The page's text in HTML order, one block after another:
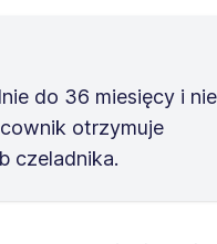
do 36 miesięcy i
otrzymuje
czeladnika.